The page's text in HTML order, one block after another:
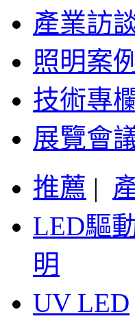
產業訪
照明案例
技術專
展覽會
推薦 |
LED驅
明
UV LED